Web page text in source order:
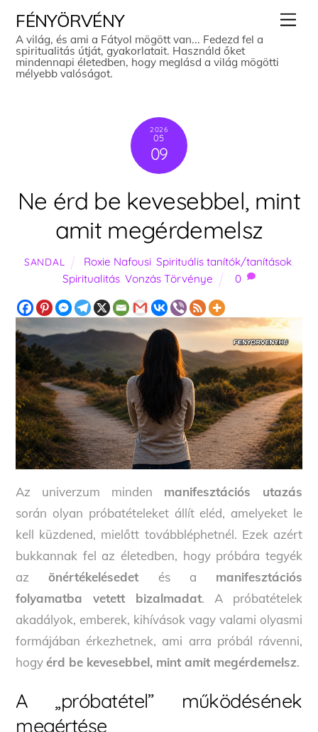
content
FÉNYÖRVÉNY
A világ, és ami a Fátyol mögött van... Fedezd fel a
spiritualitás útját, gyakorlatait. Használd őket
mindennapi életedben, hogy meglásd a világ mögötti
mélyebb valóságot.
2026
05
09
Ne érd be kevesebbel, mint
amit megérdemelsz
SANDAL Roxie Nafousi, Spirituális tanítók/tanítások,
Spiritualitás ,Vonzás Törvénye 0
Az univerzum minden manifesztációs utazás
során olyan próbatételeket állít eléd, amelyeket le
kell küzdened, mielőtt továbbléphetnél. Ezek azért
bukkannak fel az életedben, hogy próbára tegyék
azönértékelésedet és a manifesztációs
folyamatba vetett bizalmadat. A próbatételek
akadályok, emberek, kihívások vagy valami olyasmi
formájában érkezhetnek, ami arra próbál rávenni,
hogyérd be kevesebbel, mint amit megérdemelsz.
A „próbatétel” működésének
megértése